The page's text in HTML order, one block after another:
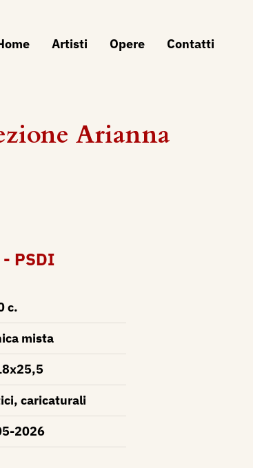
Artisti Opere Contatti
Arianna
PSDI
c.
mista
caricaturali
2026